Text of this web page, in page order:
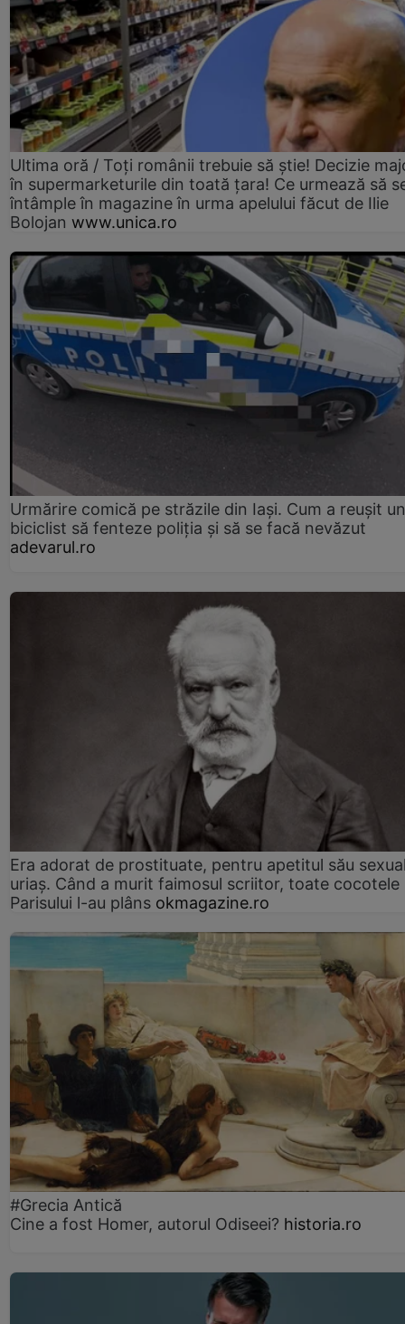
Ultima oră / Toți românii trebuie să știe! Decizie
în supermarketurile din toată țara! Ce urmează să
întâmple în magazine în urma apelului făcut de Ilie
Bolojan www.unica.ro
Urmărire comică pe străzile din Iași. Cum a reușit un
biciclist să fenteze poliția și să se facă nevăzut
adevarul.ro
Era adorat de prostituate, pentru apetitul său
uriaș. Când a murit faimosul scriitor, toate cocotele
Parisului l-au plâns okmagazine.ro
#Grecia Antică
Cine a fost Homer, autorul Odiseei? historia.ro